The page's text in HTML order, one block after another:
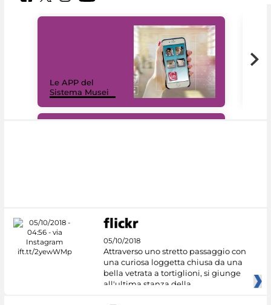
Le APP del
Sistema Musei
05/10/2018
Attraverso uno stretto passaggio con
una curiosa loggetta chiusa da una
bella vetrata a tortiglioni, si giunge
all'ultima stanza della